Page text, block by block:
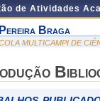
de Atividades
Braga
MULTICAMPI DE